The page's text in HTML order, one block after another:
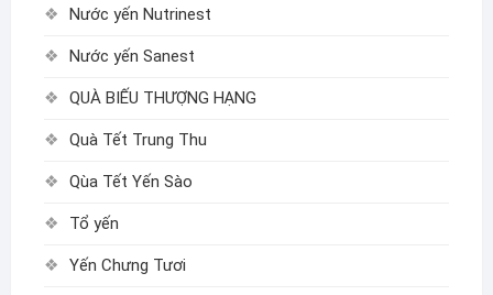
Nước yến Nutrinest
Nước yến Sanest
QUÀ BIẾU THƯỢNG HẠNG
Quà Tết Trung Thu
Qùa Tết Yến Sào
Tổ yến
Yến Chưng Tươi